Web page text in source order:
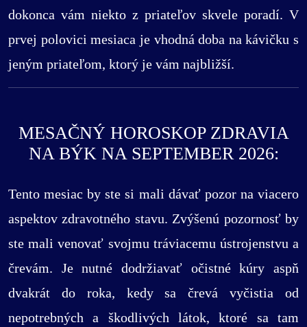
dokonca vám niekto z priateľov skvele poradí. V
prvej polovici mesiaca je vhodná doba na kávičku s
jeným priateľom, ktorý je vám najbližší.
MESAČNÝ HOROSKOP ZDRAVIA
NA BÝK NA SEPTEMBER 2026:
Tento mesiac by ste si mali dávať pozor na viacero
aspektov zdravotného stavu. Zvýšenú pozornosť by
ste mali venovať svojmu tráviacemu ústrojenstvu a
črevám. Je nutné dodržiavať očistné kúry aspň
dvakrát do roka, kedy sa črevá vyčistia od
nepotrebných a škodlivých látok, ktoré sa tam